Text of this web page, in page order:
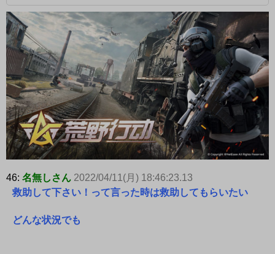
46: 名無しさん 2022/04/11(月) 18:46:23.13
救助して下さい！って言った時は救助してもらいたい
どんな状況でも